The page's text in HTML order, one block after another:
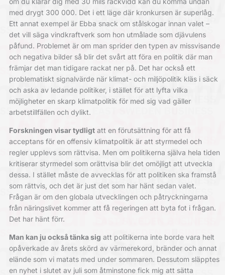
med drygt 300 000. Det i ett läge där kronkursen är superlåg.
Ett annat ­exempel är Ebba snack om stålskogar innan valet –
det vill säga vindkraftverk som hon utmålade som djävulens
påfund. Problemet är om man sprider den typen av missvisande
och negativa bilder så blir det svårt att föra en politik där man
främjar det man tidigare rackat ner på. Det har också ett
problematiskt signalvärde när klimat- och miljöpolitik kläs i säck
och aska av ledande politiker, i stället för att lyfta vilka
möjligheter en skarp klimatpolitik för med sig vad gäller
arbetstillfällen och dylikt.
Forskningen visar tydligtatt en förut­sättning för att få
acceptans för en offensiv klimatpolitik är att styrmedel och
regler upplevs som rättvisa. Men om politikerna själva hela tiden
kritiserar styrmedel som orättvisa blir det omöjligt att utveckla
dessa. I stället måste de avvecklas för att politiken ska framstå
som rättvis, och det är just det som har hänt sedan valet.
Frågan är om den globala utvecklingen och påtryckningarna
från näringslivet kommer att få regeringen att byta fot i frågan.
Det har hänt förr.
Man kan ju också tänka sig att politikerna inte borde vara helt
opåverkade av årets skörd av värmerekord, bränder och annat
elände som vi matats med under sommaren. Dessutom släpptes
en nyhet i slutet av juli som åtminstone fick mig att sätta